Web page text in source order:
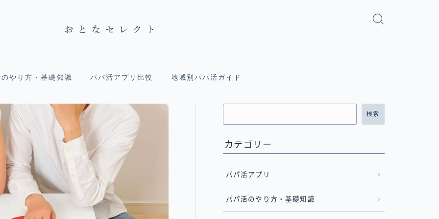
やり方・基礎知識 パパ活アプリ比較 地域別パパ活ガイド
検索
カテゴリー
パパ活アプリ
パパ活のやり方・基礎知識